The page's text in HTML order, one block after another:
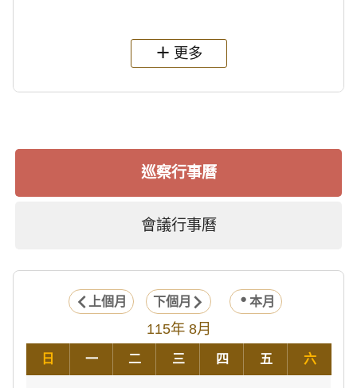
過世後，總統府於89年間函請其家屬
繼續留住
更多
巡察行事曆
會議行事曆
上個月 下個月 本月
115年 8月
日 一 二 三 四 五 六